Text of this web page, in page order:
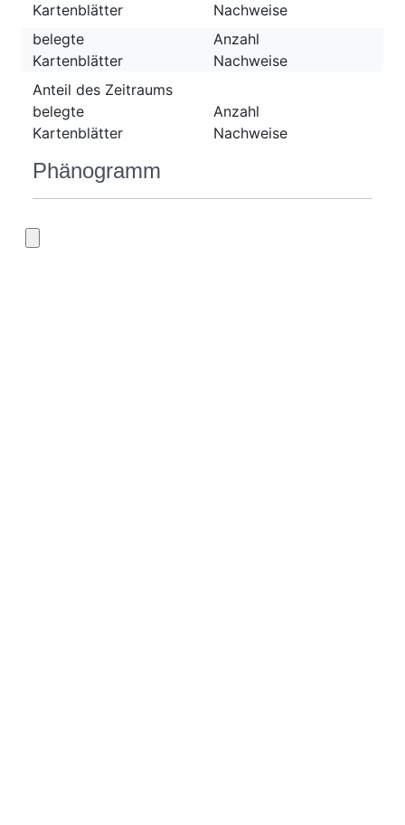
Kartenblätter
Nachweise
belegte
Kartenblätter
Anzahl
Nachweise
Anteil des Zeitraums
belegte
Kartenblätter
Anzahl
Nachweise
Phänogramm